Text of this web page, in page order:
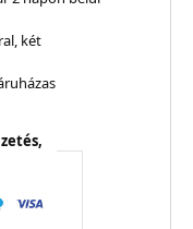
két